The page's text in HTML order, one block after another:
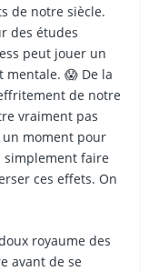
de notre siècle.
des études
peut jouer un
😱 De la
de notre
vraiment pas
moment pour
simplement faire
ces effets. On
royaume des
avant de se